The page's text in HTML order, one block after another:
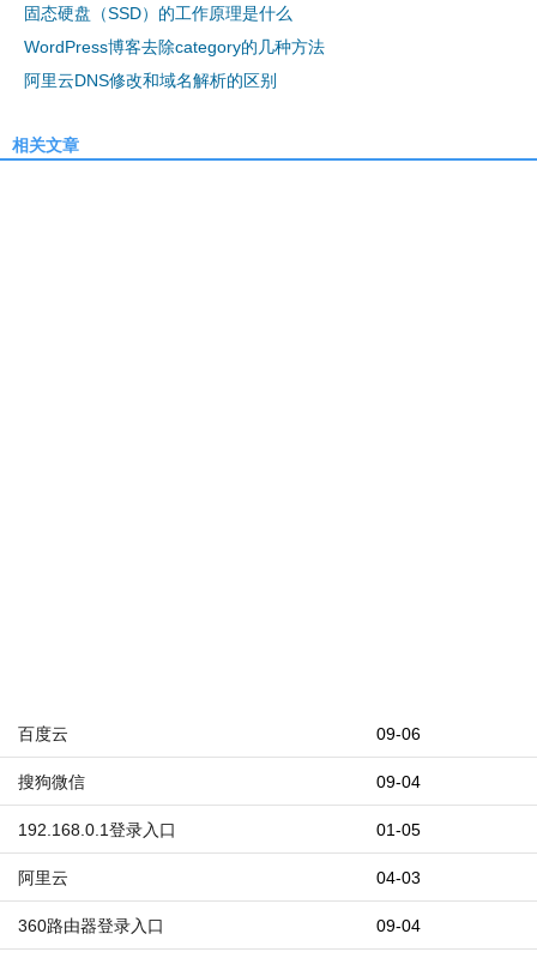
固态硬盘（SSD）的工作原理是什么
WordPress博客去除category的几种方法
阿里云DNS修改和域名解析的区别
相关文章
09-06
百度云
09-04
搜狗微信
01-05
192.168.0.1登录入口
04-03
阿里云
09-04
360路由器登录入口